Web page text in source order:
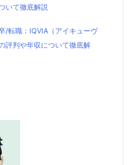
いて徹底解説
/転職：IQVIA（アイキューヴ
評判や年収について徹底解